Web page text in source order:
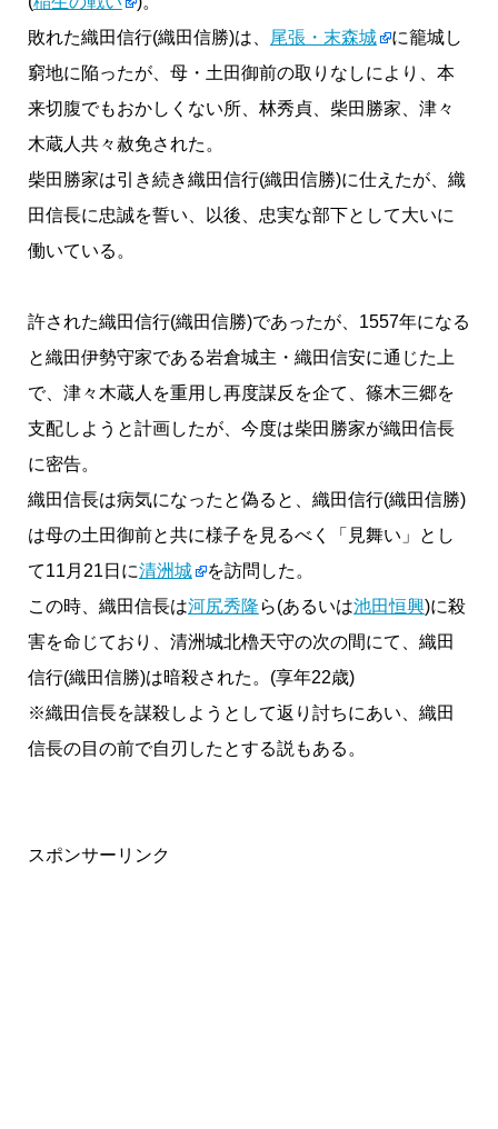
敗れた織田信行(織田信勝)は、
尾張・末森城
に籠城し
窮地に陥ったが、母・土田御前の取りなしにより、本
来切腹でもおかしくない所、林秀貞、柴田勝家、津々
木蔵人共々赦免された。
柴田勝家は引き続き織田信行(織田信勝)に仕えたが、織
田信長に忠誠を誓い、以後、忠実な部下として大いに
働いている。
許された織田信行(織田信勝)であったが、1557年になる
と織田伊勢守家である岩倉城主・織田信安に通じた上
で、津々木蔵人を重用し再度謀反を企て、篠木三郷を
支配しようと計画したが、今度は柴田勝家が織田信長
に密告。
織田信長は病気になったと偽ると、織田信行(織田信勝)
は母の土田御前と共に様子を見るべく「見舞い」とし
て11月21日に清洲城
を訪問した。
この時、織田信長は河尻秀隆ら(あるいは池田恒興)に殺
害を命じており、清洲城北櫓天守の次の間にて、織田
信行(織田信勝)は暗殺された。(享年22歳)
※織田信長を謀殺しようとして返り討ちにあい、織田
信長の目の前で自刃したとする説もある。
スポンサーリンク